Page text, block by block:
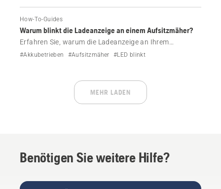
How-To-Guides
Warum blinkt die Ladeanzeige an einem Aufsitzmäher?
Erfahren Sie, warum die Ladeanzeige an Ihrem
Husqvarna Aufsitzmäher blinkt.
#Akkubetrieben #Aufsitzmäher #LED blinkt
MEHR LADEN
Benötigen Sie weitere Hilfe?